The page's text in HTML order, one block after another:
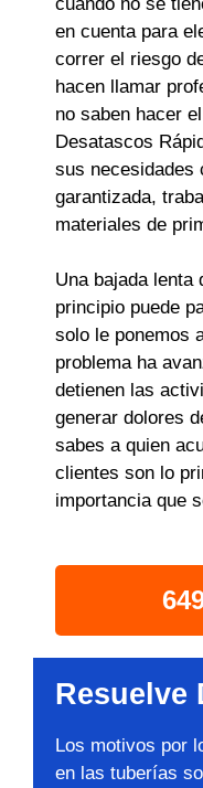
cuando no se
en cuenta para
correr el riesgo
hacen llamar
no saben hacer
Desatascos
sus necesidades
garantizada,
materiales de
Una bajada lenta
principio puede
solo le ponemos
problema ha
detienen las
generar dolores
sabes a quien
clientes son lo
importancia que
Resuelve
Los motivos por
en las tuberías